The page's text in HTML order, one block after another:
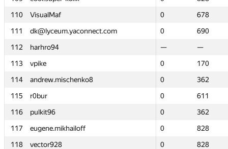
110
VisualMaf 0
678
111
dk@lyceum.yaconnect.com 0
690
112
harhro94 —
—
113
vpike 0
170
114
andrew.mischenko8 0
362
115
r0bur 0
611
116
pulkit96 0
362
117
eugene.mikhailoff 0
828
118
vector928 0
828
110
VisualMaf 0
678
111
dk@lyceum.yaconnect.com 0
690
112
harhro94 —
—
113
vpike 0
170
114
andrew.mischenko8 0
362
115
r0bur 0
611
116
pulkit96 0
362
117
eugene.mikhailoff 0
828
118
vector928 0
828